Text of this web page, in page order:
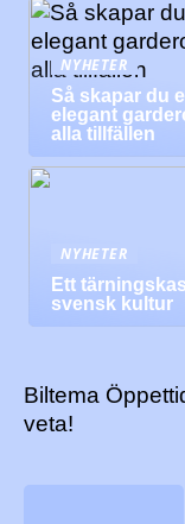
NYHETER
Så skapar du
elegant
alla tillfällen
NYHETER
Ett
svensk kultur
Biltema
veta!